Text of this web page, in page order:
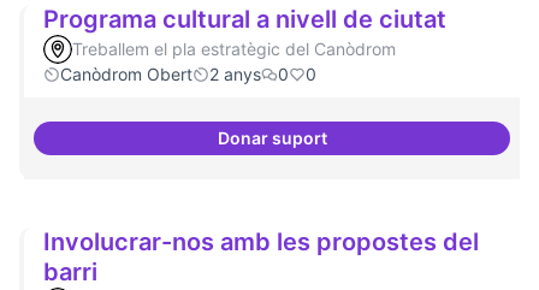
Programa cultural a nivell de ciutat
Treballem el pla estratègic del Canòdrom
Canòdrom Obert
2 anys 0 0
Donar suportPrograma cultural a nivell de
Involucrar-nos amb les propostes del
barri